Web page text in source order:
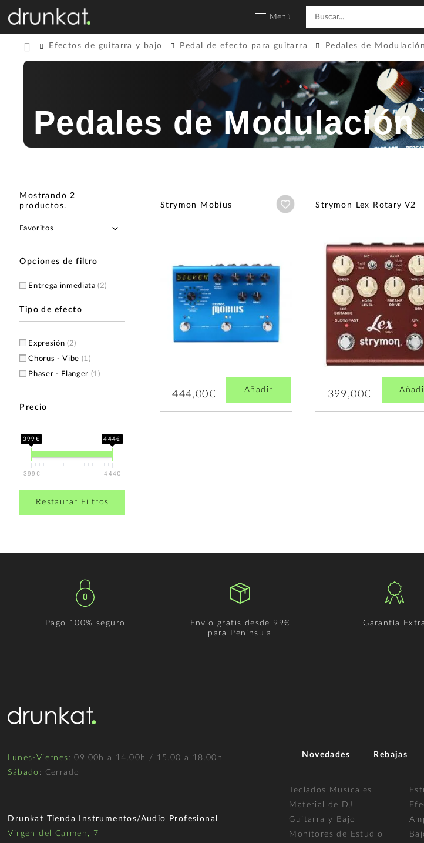
Menú
Efectos de guitarra y bajo Pedal de efecto para guitarra Pedales de
Pedales de
Mostrando2
productos.
Opciones de filtro
Entrega inmediata(2)
Tipo de efecto
Expresión (2)
Chorus - Vibe (1)
Phaser - Flanger (1)
Precio
399€ 444€
399€ 444€
Restaurar Filtros
Strymon Mobius Añadir a wishlist
444,00€ Añadir
Strymon Lex Rotary V2
399,00€
Pago 100% seguro
Envío gratis desde 99€
para Península
Garantía Extra
Lunes-Viernes : 09.00h a 14.00h / 15.00 a 18.00h
Sábado : Cerrado
Drunkat Tienda Instrumentos/Audio Profesional
Virgen del Carmen, 7
Novedades Rebajas
Teclados Musicales
Material de DJ
Guitarra y Bajo
Monitores de Estudio